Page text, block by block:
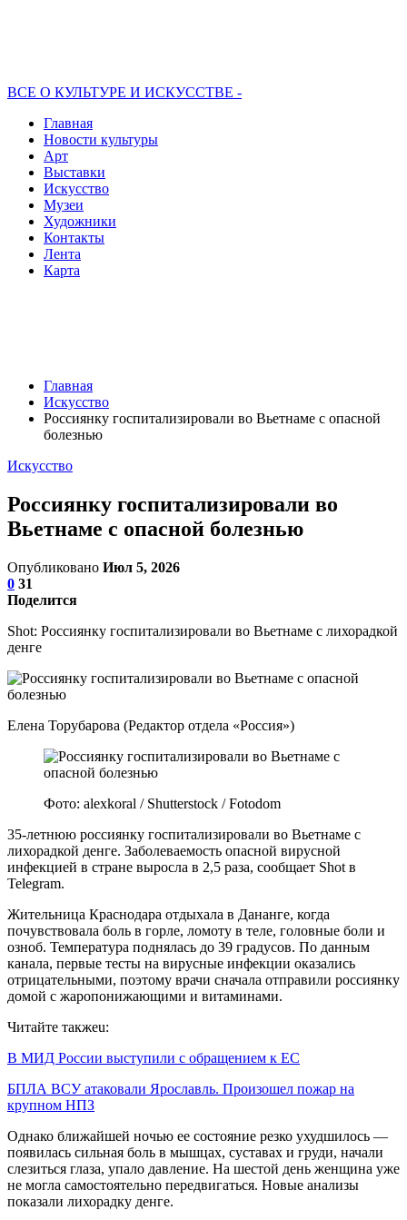
ВСЕ О КУЛЬТУРЕ И ИСКУССТВЕ -
Главная
Новости культуры
Арт
Выставки
Искусство
Музеи
Художники
Контакты
Лента
Карта
Главная
Искусство
Россиянку госпитализировали во Вьетнаме с опасной
болезнью
Искусство
Россиянку госпитализировали во
Вьетнаме с опасной болезнью
Опубликовано Июл 5, 2026
0 31
Поделится
Shot: Россиянку госпитализировали во Вьетнаме с лихорадкой
денге
Елена Торубарова (Редактор отдела «Россия»)
Фото: alexkoral / Shutterstock / Fotodom
35-летнюю россиянку госпитализировали во Вьетнаме с
лихорадкой денге. Заболеваемость опасной вирусной
инфекцией в стране выросла в 2,5 раза, сообщает Shot в
Telegram.
Жительница Краснодара отдыхала в Дананге, когда
почувствовала боль в горле, ломоту в теле, головные боли и
озноб. Температура поднялась до 39 градусов. По данным
канала, первые тесты на вирусные инфекции оказались
отрицательными, поэтому врачи сначала отправили россиянку
домой с жаропонижающими и витаминами.
Читайте такжеu:
В МИД России выступили с обращением к ЕС
БПЛА ВСУ атаковали Ярославль. Произошел пожар на
крупном НПЗ
Однако ближайшей ночью ее состояние резко ухудшилось —
появилась сильная боль в мышцах, суставах и груди, начали
слезиться глаза, упало давление. На шестой день женщина уже
не могла самостоятельно передвигаться. Новые анализы
показали лихорадку денге.